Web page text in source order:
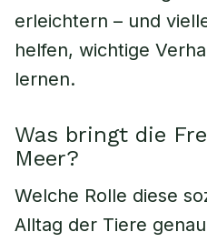
erleichtern – und
helfen, wichtige
lernen.
Was bringt die
Meer?
Welche Rolle diese
Alltag der Tiere